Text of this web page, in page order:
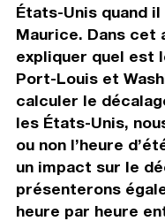
États-Unis quand
Maurice. Dans cet
expliquer quel est
Port-Louis et
calculer le
les États-Unis,
ou non l’heure
un impact sur le
présenterons
heure par heure